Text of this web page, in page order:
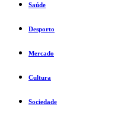
Saúde
Desporto
Mercado
Cultura
Sociedade